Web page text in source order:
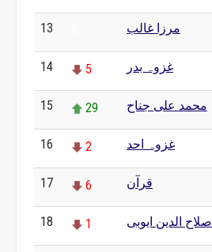
13 مرزا غالب
14 5 غزوہ بدر
15 29 محمد علی جناح
16 2 غزوہ احد
17 6 قرآن
18 1 صلاح الدین ایوبی